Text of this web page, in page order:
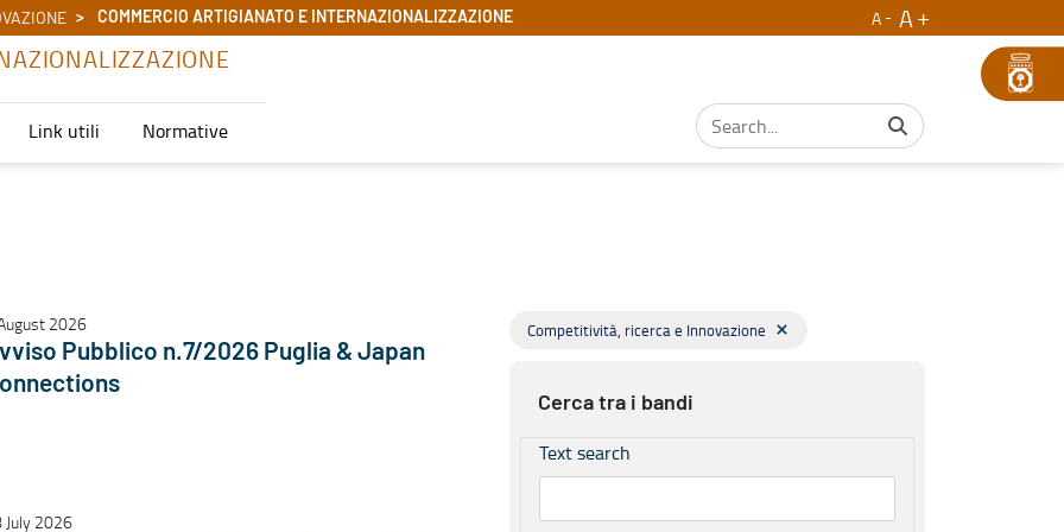
COMMERCIO ARTIGIANATO E INTERNAZIONALIZZAZIONE A
A
Link utili Normative
2026
Pubblico n.7/2026 Puglia & Japan
July 2026
Competitività, ricerca e Innovazione
Cerca tra i bandi
Text search